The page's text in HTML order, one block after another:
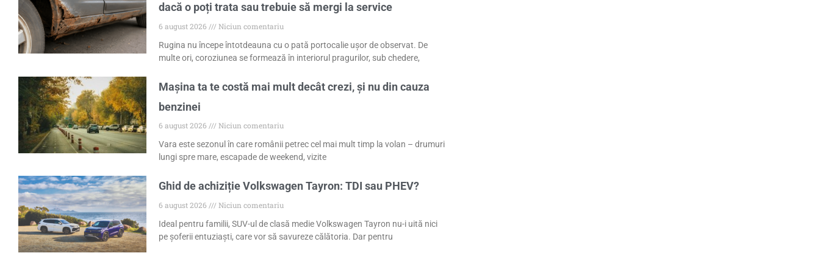
dacă o poți trata sau trebuie să mergi la service
6 august 2026
Niciun comentariu
Rugina nu începe întotdeauna cu o pată portocalie ușor de observat. De
multe ori, coroziunea se formează în interiorul pragurilor, sub chedere,
Mașina ta te costă mai mult decât crezi, și nu din cauza
benzinei
6 august 2026
Niciun comentariu
Vara este sezonul în care românii petrec cel mai mult timp la volan – drumuri
lungi spre mare, escapade de weekend, vizite
Ghid de achiziție Volkswagen Tayron: TDI sau PHEV?
6 august 2026
Niciun comentariu
Ideal pentru familii, SUV-ul de clasă medie Volkswagen Tayron nu-i uită nici
pe șoferii entuziaști, care vor să savureze călătoria. Dar pentru